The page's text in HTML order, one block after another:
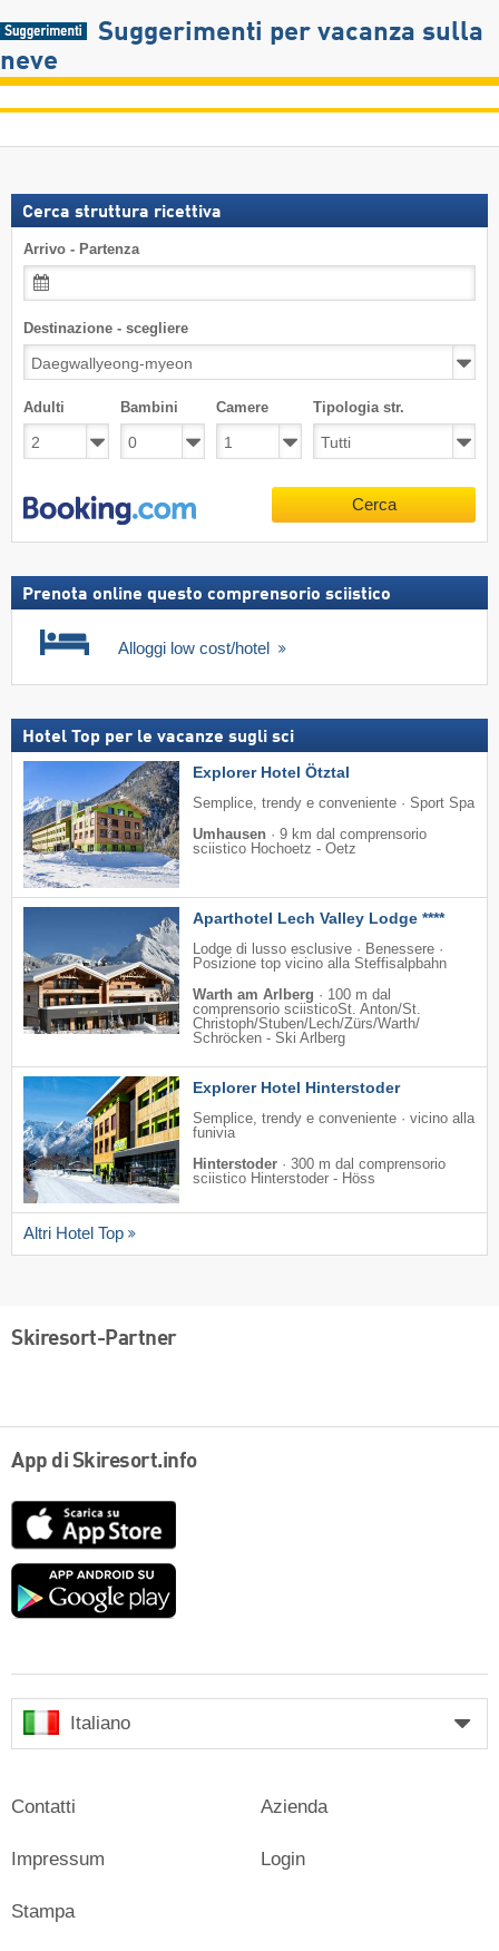
Suggerimenti per vacanza sulla
neve
Cerca struttura ricettiva
Arrivo - Partenza
Destinazione - scegliere
Adulti Bambini Camere Tipologia str.
Cerca
Prenota online questo comprensorio sciistico
Alloggi low cost/hotel
Hotel Top per le vacanze sugli sci
Explorer Hotel Ötztal
Semplice, trendy e conveniente · Sport Spa
Umhausen · 9 km dal comprensorio
sciistico Hochoetz - Oetz
Aparthotel Lech Valley Lodge ****
Lodge di lusso esclusive · Benessere ·
Posizione top vicino alla Steffisalpbahn
Warth am Arlberg · 100 m dal
comprensorio sciisticoSt. Anton/​St.
Christoph/​Stuben/​Lech/​Zürs/​Warth/​
Schröcken - Ski Arlberg
Explorer Hotel Hinterstoder
Semplice, trendy e conveniente · vicino alla
funivia
Hinterstoder · 300 m dal comprensorio
sciistico Hinterstoder - Höss
Altri Hotel Top
Skiresort-Partner
App di Skiresort.info
Google
Italiano
Contatti
Impressum
Stampa
Azienda
Login